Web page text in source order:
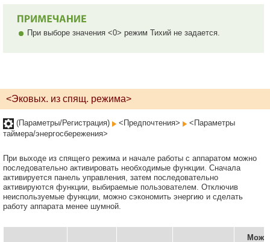
При выборе значения <0> режим Тихий не задается.
<Эковых. из спящ. режима>
(Параметры/Регистрация) <Предпочтения>
<Параметры
таймера/энергосбережения>
При выходе из спящего режима и начале работы с аппаратом можно
последовательно активировать необходимые функции. Сначала
активируется панель управления, затем последовательно
активируются функции, выбираемые пользователем. Отключив
неиспользуемые функции, можно сэкономить энергию и сделать
работу аппарата менее шумной.